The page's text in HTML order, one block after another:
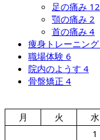
足の痛み 12
顎の痛み 2
首の痛み 4
痩身トレーニング
職場体験 6
院内のようす 4
骨盤矯正 4
月
火 水
1